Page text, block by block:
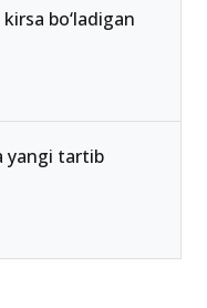
bo‘ladigan
yangi tartib